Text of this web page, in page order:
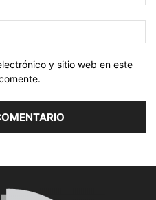
y sitio web en este